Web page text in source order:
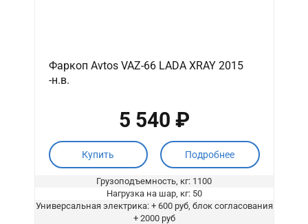
Фаркоп Avtos VAZ-66 LADA XRAY 2015
-н.в.
5 540 ₽
Купить Подробнее
Грузоподъемность, кг: 1100
Нагрузка на шар, кг: 50
Универсальная электрика: + 600 руб, блок согласования
+ 2000 руб